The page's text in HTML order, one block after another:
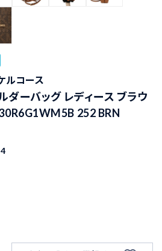
ルコース
ダーバッグ レディース ブラウ
252 BRN